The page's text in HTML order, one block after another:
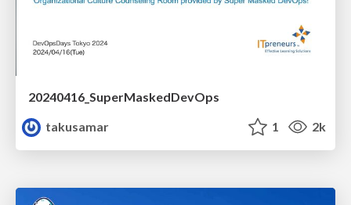
20240416_SuperMaskedDevOps
takusamar
1 2k